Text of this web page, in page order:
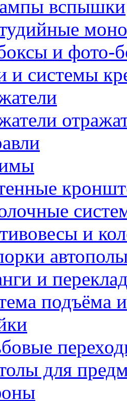
вспышки
и фото-
и системы
и
и
подъёма
для